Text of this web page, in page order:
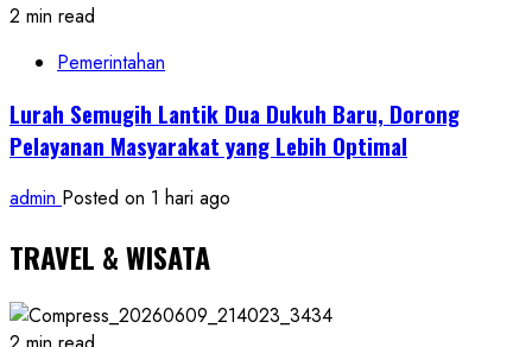
2 min read
Pemerintahan
Lurah Semugih Lantik Dua Dukuh Baru, Dorong
Pelayanan Masyarakat yang Lebih Optimal
admin Posted on 1 hari ago
TRAVEL & WISATA